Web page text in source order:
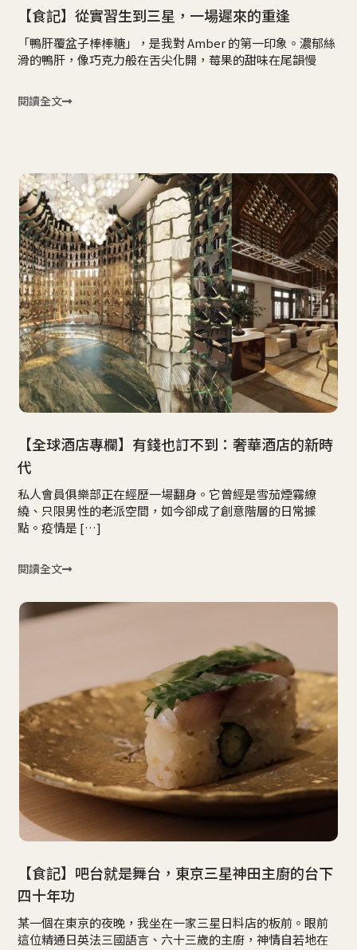
【食記】從實習生到三星，一場遲來的重逢
「鴨肝覆盆子棒棒糖」，是我對 Amber 的第一印象。濃郁絲
滑的鴨肝，像巧克力般在舌尖化開，莓果的甜味在尾韻慢
閱讀全文
【全球酒店專欄】有錢也訂不到：奢華酒店的新時
代
私人會員俱樂部正在經歷一場翻身。它曾經是雪茄煙霧繚
繞、只限男性的老派空間，如今卻成了創意階層的日常據
點。疫情是 […]
閱讀全文
【食記】吧台就是舞台，東京三星神田主廚的台下
四十年功
某一個在東京的夜晚，我坐在一家三星日料店的板前。眼前
這位精通日英法三國語言、六十三歲的主廚，神情自若地在